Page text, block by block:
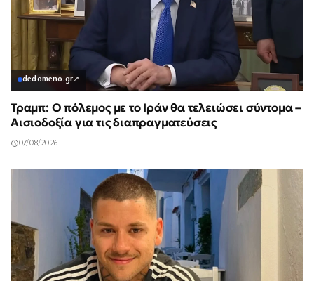
dedomeno.gr↗
Τραμπ: Ο πόλεμος με το Ιράν θα τελειώσει σύντομα –
Αισιοδοξία για τις διαπραγματεύσεις
07/08/2026